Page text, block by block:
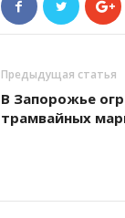
Предыдущая статья
В Запорожье
трамвайных